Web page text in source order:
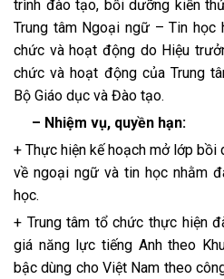
trình đào tạo, bồi dưỡng kiến
Trung tâm Ngoại ngữ – Tin
chức và hoạt động do Hiệu
chức và hoạt động của Trung
Bộ Giáo dục và Đào tạo.
– Nhiệm vụ, quyền hạn:
+ Thực hiện kế hoạch mở lớp
về ngoại ngữ và tin học nhằm
học.
+ Trung tâm tổ chức thực hiện
giá năng lực tiếng Anh theo
bậc dùng cho Việt Nam theo